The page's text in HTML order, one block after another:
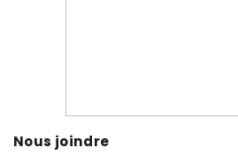
Nous joindre